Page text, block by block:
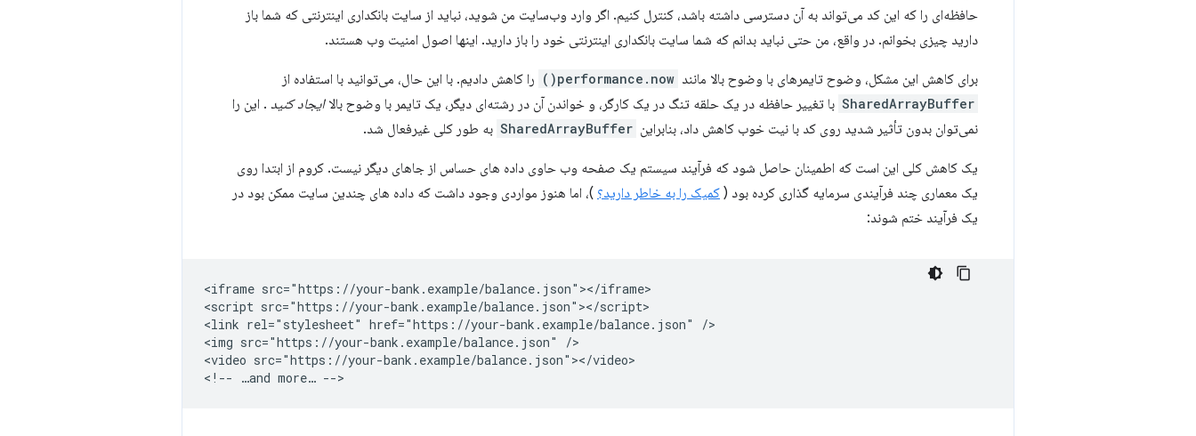
حافظه‌ای را که این کد می‌تواند به آن دسترسی داشته باشد، کنترل کنیم. اگر وارد وب‌سایت من شوید، نباید از سایت بانکداری اینترنتی که شما باز
دارید چیزی بخوانم. در واقع، من حتی نباید بدانم که شما سایت بانکداری اینترنتی خود را باز دارید. اینها اصول امنیت وب هستند.
برای کاهش این مشکل، وضوح تایمرهای با وضوح بالا مانند performance.now() را کاهش دادیم. با این حال، می‌توانید با استفاده از
SharedArrayBuffer با تغییر حافظه در یک حلقه تنگ در یک کارگر، و خواندن آن در رشته‌ای دیگر، یک تایمر با وضوح بالاایجاد کنید . این را
نمی‌توان بدون تأثیر شدید روی کد با نیت خوب کاهش داد، بنابراین SharedArrayBuffer به طور کلی غیرفعال شد.
یک کاهش کلی این است که اطمینان حاصل شود که فرآیند سیستم یک صفحه وب حاوی داده های حساس از جاهای دیگر نیست. کروم از ابتدا روی
یک معماری چند فرآیندی سرمایه گذاری کرده بود ( کمیک را به خاطر دارید؟ )، اما هنوز مواردی وجود داشت که داده های چندین سایت ممکن بود در
یک فرآیند ختم شوند:
<iframe src="https://your-bank.example/balance.json"></iframe>
<script src="https://your-bank.example/balance.json"></script>
<link rel="stylesheet" href="https://your-bank.example/balance.json" />
<img src="https://your-bank.example/balance.json" />
<video src="https://your-bank.example/balance.json"></video>